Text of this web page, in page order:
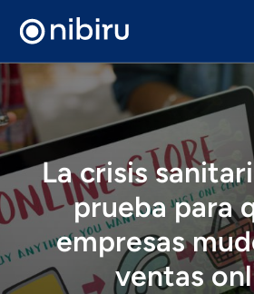
La crisis
prueba para
empresas
ventas